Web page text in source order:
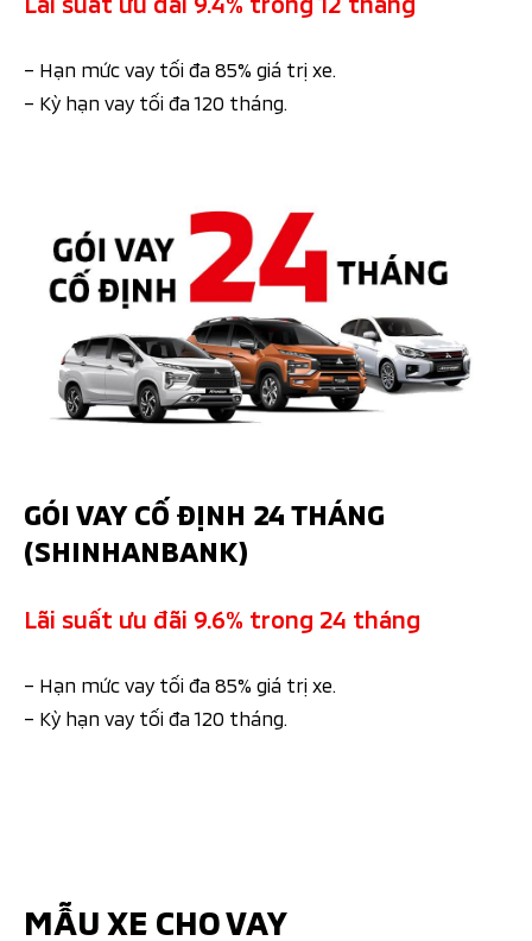
– Hạn mức vay tối đa 85% giá trị xe.
– Kỳ hạn vay tối đa 120 tháng.
GÓI VAY CỐ ĐỊNH 24 THÁNG
(SHINHANBANK)
Lãi suất ưu đãi 9.6% trong 24 tháng
– Hạn mức vay tối đa 85% giá trị xe.
– Kỳ hạn vay tối đa 120 tháng.
MẪU XE CHO VAY